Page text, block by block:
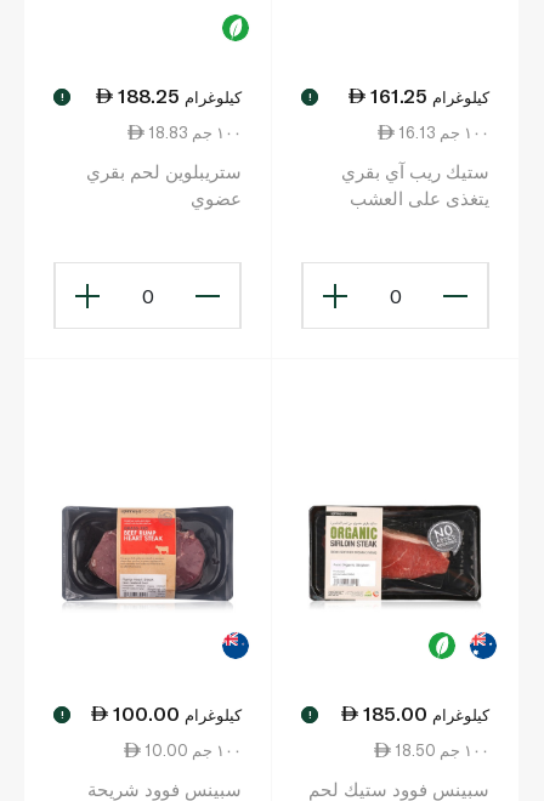
161.25 كيلوغرام !
16.13 ١٠٠ جم
ستيك ريب آي بقري
يتغذى على العشب
0
188.25 كيلوغرام !
18.83 ١٠٠ جم
ستريبلوين لحم بقري
عضوي
0
185.00 كيلوغرام !
18.50 ١٠٠ جم
سبينس فوود ستيك لحم
100.00 كيلوغرام !
10.00 ١٠٠ جم
سبينس فوود شريحة